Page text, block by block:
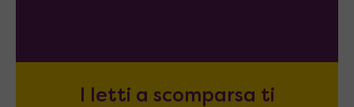
I letti a scomparsa ti